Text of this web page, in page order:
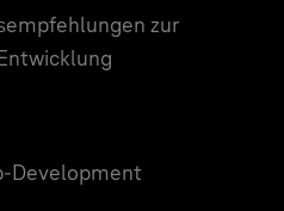
zur
Development